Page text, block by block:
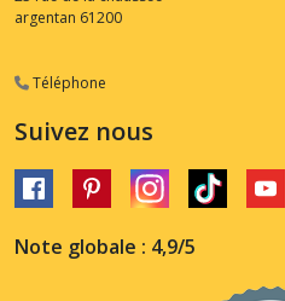
argentan 61200
Téléphone
Suivez nous
Note globale : 4,9/5